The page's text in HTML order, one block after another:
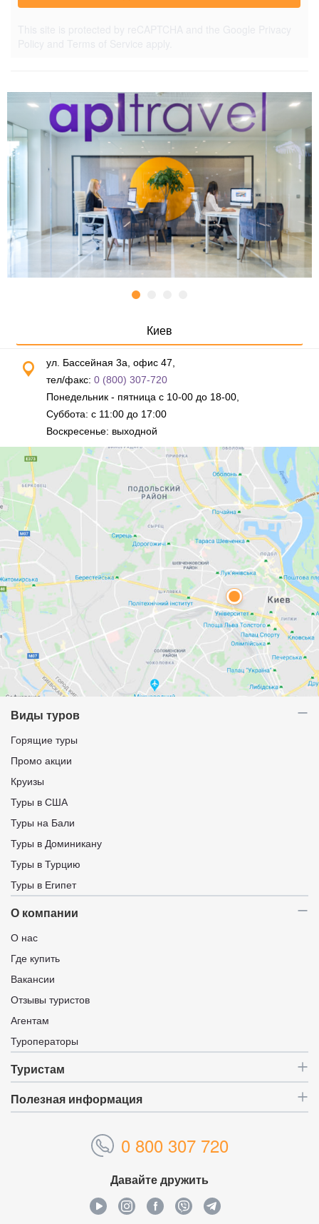
Киев
ул. Бассейная 3а, офис 47,
тел/факс: 0 (800) 307-720
Понедельник - пятница с 10-00 до 18-00,
Суббота: с 11:00 до 17:00
Воскресенье: выходной
Виды туров
Горящие туры
Промо акции
Круизы
Туры в США
Туры на Бали
Туры в Доминикану
Туры в Турцию
Туры в Египет
О компании
О нас
Где купить
Вакансии
Отзывы туристов
Агентам
Туроператоры
Туристам
Полезная информация
0 800 307 720
Давайте дружить